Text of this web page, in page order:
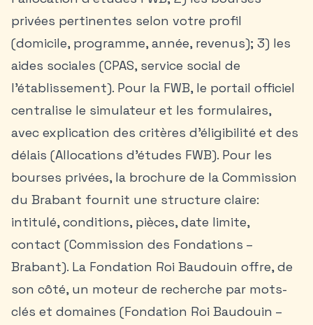
privées pertinentes selon votre profil
(domicile, programme, année, revenus); 3) les
aides sociales (CPAS, service social de
l’établissement). Pour la FWB, le portail officiel
centralise le simulateur et les formulaires,
avec explication des critères d’éligibilité et des
délais (Allocations d’études FWB). Pour les
bourses privées, la brochure de la Commission
du Brabant fournit une structure claire:
intitulé, conditions, pièces, date limite,
contact (Commission des Fondations –
Brabant). La Fondation Roi Baudouin offre, de
son côté, un moteur de recherche par mots-
clés et domaines (Fondation Roi Baudouin –